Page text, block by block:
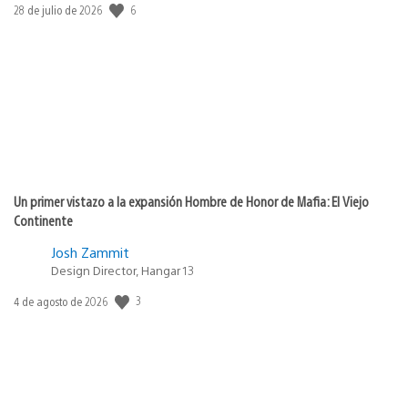
Fecha
28 de julio de 2026 6
Un primer vistazo a la expansión Hombre de Honor de Mafia: El Viejo
Continente
Josh Zammit
Design Director, Hangar 13
Fecha
4 de agosto de 2026 3